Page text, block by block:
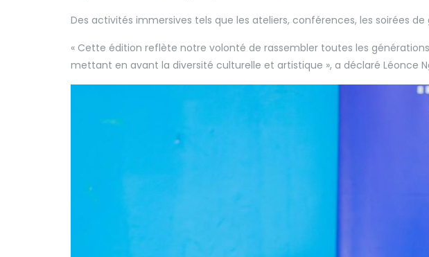
Des activités immersives tels que les ateliers, conférences, les soirées de
« Cette édition reflète notre volonté de rassembler toutes les
mettant en avant la diversité culturelle et artistique », a déclaré Léonce